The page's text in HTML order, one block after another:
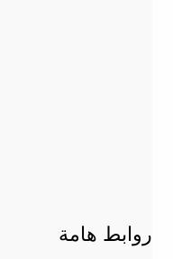
روابط هامة